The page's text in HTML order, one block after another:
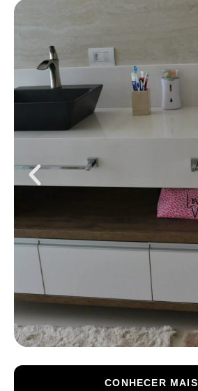
CONHECER MAIS